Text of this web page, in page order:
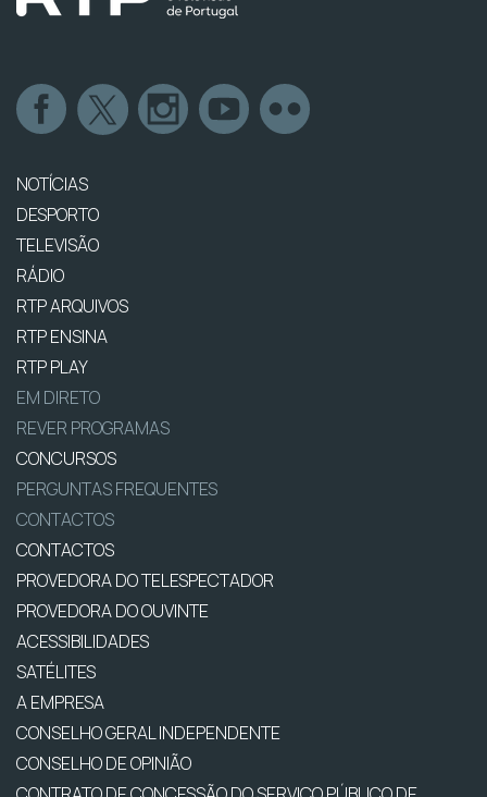
NOTÍCIAS
DESPORTO
TELEVISÃO
RÁDIO
RTP ARQUIVOS
RTP ENSINA
RTP PLAY
EM DIRETO
REVER PROGRAMAS
CONCURSOS
PERGUNTAS FREQUENTES
CONTACTOS
CONTACTOS
PROVEDORA DO TELESPECTADOR
PROVEDORA DO OUVINTE
ACESSIBILIDADES
SATÉLITES
A EMPRESA
CONSELHO GERAL INDEPENDENTE
CONSELHO DE OPINIÃO